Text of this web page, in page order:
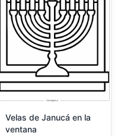
Velas de Janucá en la
ventana